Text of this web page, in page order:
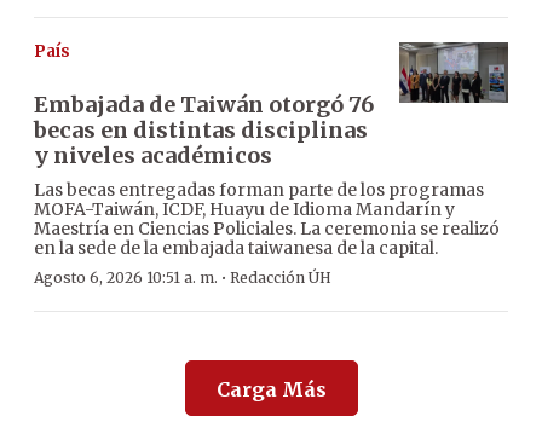
País
Embajada de Taiwán otorgó 76
becas en distintas disciplinas
y niveles académicos
Las becas entregadas forman parte de los programas
MOFA-Taiwán, ICDF, Huayu de Idioma Mandarín y
Maestría en Ciencias Policiales. La ceremonia se realizó
en la sede de la embajada taiwanesa de la capital.
Agosto 6, 2026 10:51 a. m. · Redacción ÚH
Carga Más